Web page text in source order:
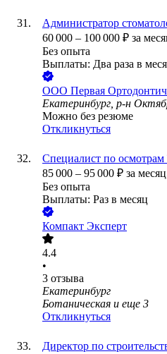
Администратор
60 000 – 100 000 ₽ за
Без опыта
Выплаты: Два раза в
ООО Первая
Екатеринбург, р-н
Можно без резюме
Откликнуться
Специалист по
85 000 – 95 000 ₽ за
Без опыта
Выплаты: Раз в месяц
Компакт Эксперт
4.4
•
3 отзыва
Екатеринбург
Ботаническая и еще 3
Откликнуться
Директор по